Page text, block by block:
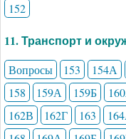
152
11. Транспорт и
Вопросы 153 154А
158
159А 159Б
162В
162Г 163